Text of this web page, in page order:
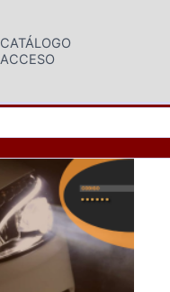
CATÁLOGO
ACCESO